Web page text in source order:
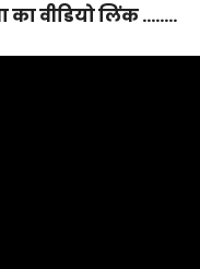
का वीडियो लिंक ……..